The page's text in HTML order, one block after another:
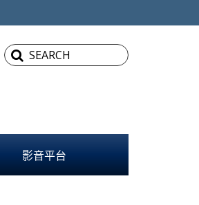
影音平台